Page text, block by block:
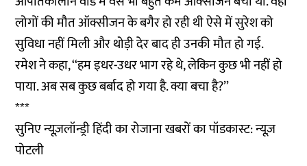
लोगों की मौत ऑक्सीजन के बगैर हो रही थी ऐसे में सुरेश को
सुविधा नहीं मिली और थोड़ी देर बाद ही उनकी मौत हो गई.
रमेश ने कहा, ‘‘हम इधर-उधर भाग रहे थे, लेकिन कुछ भी नहीं हो
पाया. अब सब कुछ बर्बाद हो गया है. क्या बचा है?’’
***
सुनिए न्यूज़लॉन्ड्री हिंदी का रोजाना खबरों का पॉडकास्ट: न्यूज़
पोटली